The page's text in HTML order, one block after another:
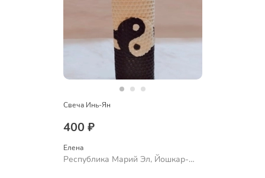
Свеча Инь-Ян
400 ₽
Елена
Республика Марий Эл, Йошкар-